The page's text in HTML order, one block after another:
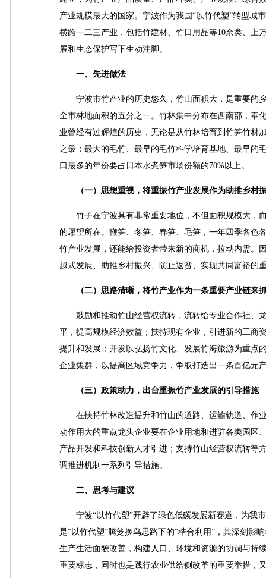
产业规模最大的国家。宁波作为我国“以竹代塑”转型城
横跨一二三产业，包括竹建材、竹日用品等10余类、上
展和生态保护写下生动注脚。
一、先进做法
宁波市竹产业的历史悠久，竹山面积大，是重要的乡
全市林地面积的五分之一。竹林集中分布在西南部，奉
业曾经有过辉煌的历史，无论是从竹林培育到竹笋竹材
之最：最大的毛竹、最早的毛竹科学培育基地、最早的
口最多的年份要占日本水煮笋市场份额的70%以上。
（一）思想重视，将重振竹产业发展作为助推乡村
竹子在宁波具有非常重要地位，不但面积规模大，
的愿望所在。鞭笋、冬笋、春笋、毛笋，一年四季各色
竹产业发展，还能给投资者带来新的商机，拉动内需。
越式发展、助推乡村振兴、防止返贫、实现共同富裕的
（二）思路清晰，将竹产业作为一条重要产业链来
鼓励和推动竹山经营权流转，流转给专业合作社、
平，提高规模经济效益；扶持现有企业，引进新的工商
提升和发展；开发以弘扬竹文化、发展竹海旅游为重点
企业集群，以提高区域竞争力，争取打造出一条百亿元
（三）政策助力，出台重振竹产业发展的引导措施
在扶持竹林改造提升和竹山的道路、运输轨道、作
动作用大的重点龙头企业要在企业用地和进驻各类园区
产品开发和科技创新人才引进；支持竹山经营权流转等
调推进机制一系列引导措施。
二、思考与建议
宁波“以竹代塑”开辟了绿色低碳发展新赛道，为我
是“以竹代塑”腾笼换鸟思路下的“秸合利用”，其深刻影
生产生活面貌改善，构建人口、环境和资源的协调与持
重要标志，同时也是践行农业供给侧改革的重要举措，